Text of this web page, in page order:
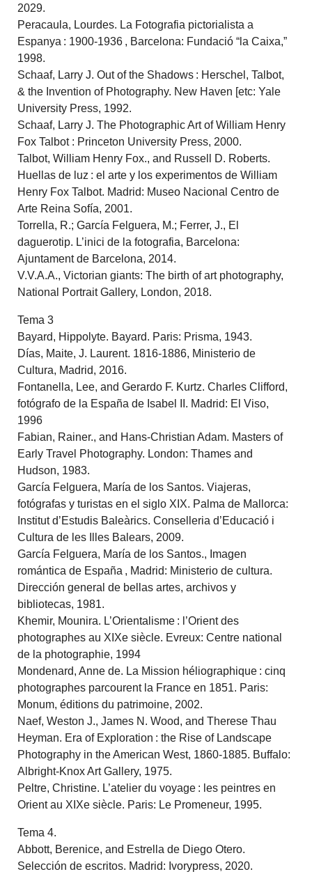
2029.
Peracaula, Lourdes. La Fotografia pictorialista a
Espanya : 1900-1936 , Barcelona: Fundació “la Caixa,”
1998.
Schaaf, Larry J. Out of the Shadows : Herschel, Talbot,
& the Invention of Photography. New Haven [etc: Yale
University Press, 1992.
Schaaf, Larry J. The Photographic Art of William Henry
Fox Talbot : Princeton University Press, 2000.
Talbot, William Henry Fox., and Russell D. Roberts.
Huellas de luz : el arte y los experimentos de William
Henry Fox Talbot. Madrid: Museo Nacional Centro de
Arte Reina Sofía, 2001.
Torrella, R.; García Felguera, M.; Ferrer, J., El
daguerotip. L’inici de la fotografia, Barcelona:
Ajuntament de Barcelona, 2014.
V.V.A.A., Victorian giants: The birth of art photography,
National Portrait Gallery, London, 2018.
Tema 3
Bayard, Hippolyte. Bayard. Paris: Prisma, 1943.
Días, Maite, J. Laurent. 1816-1886, Ministerio de
Cultura, Madrid, 2016.
Fontanella, Lee, and Gerardo F. Kurtz. Charles Clifford,
fotógrafo de la España de Isabel II. Madrid: El Viso,
1996
Fabian, Rainer., and Hans-Christian Adam. Masters of
Early Travel Photography. London: Thames and
Hudson, 1983.
García Felguera, María de los Santos. Viajeras,
fotógrafas y turistas en el siglo XIX. Palma de Mallorca:
Institut d’Estudis Baleàrics. Conselleria d’Educació i
Cultura de les Illes Balears, 2009.
García Felguera, María de los Santos., Imagen
romántica de España , Madrid: Ministerio de cultura.
Dirección general de bellas artes, archivos y
bibliotecas, 1981.
Khemir, Mounira. L’Orientalisme : l’Orient des
photographes au XIXe siècle. Evreux: Centre national
de la photographie, 1994
Mondenard, Anne de. La Mission héliographique : cinq
photographes parcourent la France en 1851. Paris:
Monum, éditions du patrimoine, 2002.
Naef, Weston J., James N. Wood, and Therese Thau
Heyman. Era of Exploration : the Rise of Landscape
Photography in the American West, 1860-1885. Buffalo:
Albright-Knox Art Gallery, 1975.
Peltre, Christine. L’atelier du voyage : les peintres en
Orient au XIXe siècle. Paris: Le Promeneur, 1995.
Tema 4.
Abbott, Berenice, and Estrella de Diego Otero.
Selección de escritos. Madrid: Ivorypress, 2020.